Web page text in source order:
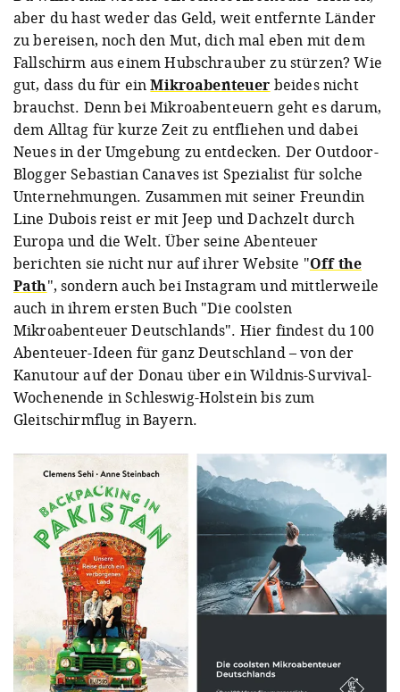
aber du hast weder das Geld, weit entfernte Länder
zu bereisen, noch den Mut, dich mal eben mit dem
Fallschirm aus einem Hubschrauber zu stürzen? Wie
gut, dass du für einMikroabenteuer beides nicht
brauchst. Denn bei Mikroabenteuern geht es darum,
dem Alltag für kurze Zeit zu entfliehen und dabei
Neues in der Umgebung zu entdecken. Der Outdoor-
Blogger Sebastian Canaves ist Spezialist für solche
Unternehmungen. Zusammen mit seiner Freundin
Line Dubois reist er mit Jeep und Dachzelt durch
Europa und die Welt. Über seine Abenteuer
berichten sie nicht nur auf ihrer Website "Off the
Path", sondern auch bei Instagram und mittlerweile
auch in ihrem ersten Buch "Die coolsten
Mikroabenteuer Deutschlands". Hier findest du 100
Abenteuer-Ideen für ganz Deutschland – von der
Kanutour auf der Donau über ein Wildnis-Survival-
Wochenende in Schleswig-Holstein bis zum
Gleitschirmflug in Bayern.